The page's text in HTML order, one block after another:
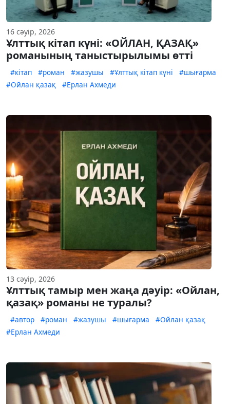
16 сәуір, 2026
Ұлттық кітап күні: «ОЙЛАН, ҚАЗАҚ»
романының таныстырылымы өтті
#кітап #роман #жазушы #Ұлттық кітап күні
#шығарма
#Ойлан қазақ
#Ерлан Ахмеди
13 сәуір, 2026
Ұлттық тамыр мен жаңа дәуір: «Ойлан,
қазақ» романы не туралы?
#автор #роман #жазушы #шығарма
#Ойлан қазақ
#Ерлан Ахмеди